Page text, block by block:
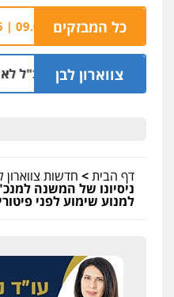
כל המבזקים
מגורים בחולון 09.08 | 23:06
צווארון לבן
שושן דורשת שהמפכ"ל לא
דף הבית> חדשות צווארון
ניסיונו של המשנה
למנוע שימוע לפני